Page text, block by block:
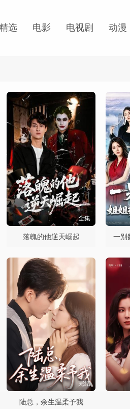
选 电影 电视剧 动漫
全集
落魄的他逆天崛起
完结
陆总，余生温柔予我